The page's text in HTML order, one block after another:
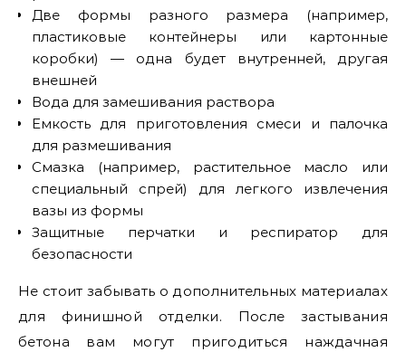
Две формы разного размера (например,
пластиковые контейнеры или картонные
коробки) — одна будет внутренней, другая
внешней
Вода для замешивания раствора
Емкость для приготовления смеси и палочка
для размешивания
Смазка (например, растительное масло или
специальный спрей) для легкого извлечения
вазы из формы
Защитные перчатки и респиратор для
безопасности
Не стоит забывать о дополнительных материалах
для финишной отделки. После застывания
бетона вам могут пригодиться наждачная